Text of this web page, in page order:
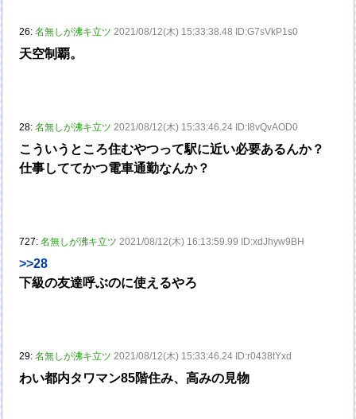
26:名無しが沸キ立ツ 2021/08/12(木) 15:33:38.48 ID:G7sVkP1s0
天空制覇。
28:名無しが沸キ立ツ 2021/08/12(木) 15:33:46.24 ID:I8vQvAOD0
こういうところ住むやつって駅に近い必要あるんか？
仕事しててかつ電車通勤なんか？
727:名無しが沸キ立ツ 2021/08/12(木) 16:13:59.99 ID:xdJhyw9BH
>>28
下級の友達呼ぶのに使えるやろ
29:名無しが沸キ立ツ 2021/08/12(木) 15:33:46.24 ID:r0438tYxd
わい都内タワマン85階住み、高みの見物